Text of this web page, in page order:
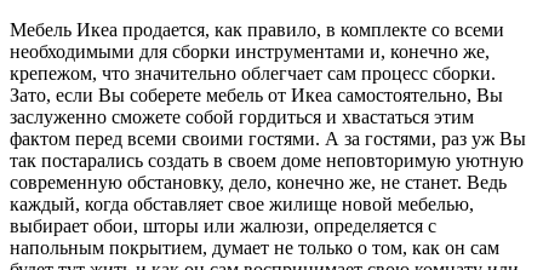
Мебель Икеа продается, как правило, в комплекте со всеми
необходимыми для сборки инструментами и, конечно же,
крепежом, что значительно облегчает сам процесс сборки.
Зато, если Вы соберете мебель от Икеа самостоятельно, Вы
заслуженно сможете собой гордиться и хвастаться этим
фактом перед всеми своими гостями. А за гостями, раз уж Вы
так постарались создать в своем доме неповторимую уютную
современную обстановку, дело, конечно же, не станет. Ведь
каждый, когда обставляет свое жилище новой мебелью,
выбирает обои, шторы или жалюзи, определяется с
напольным покрытием, думает не только о том, как он сам